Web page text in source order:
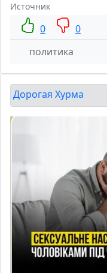
Источник
0 0
политика
Дорогая Хурма